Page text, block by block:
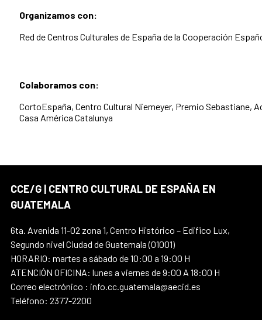
Organizamos con:
Red de Centros Culturales de España de la Cooperación
Colaboramos con:
CortoEspaña, Centro Cultural Niemeyer, Premio Sebastiane,
Casa América Catalunya
CCE/G | CENTRO CULTURAL DE ESPAÑA EN
GUATEMALA
6ta. Avenida 11-02 zona 1, Centro Histórico – Edifico Lux,
Segundo nivel Ciudad de Guatemala (01001)
HORARIO: martes a sábado de 10:00 a 19:00 H
ATENCIÓN OFICINA: lunes a viernes de 9:00 A 18:00 H
Correo electrónico : info.cc.guatemala@aecid.es
Teléfono: 2377-2200